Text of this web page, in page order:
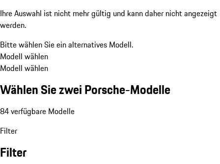
Ihre Auswahl ist nicht mehr gültig und kann daher nicht angezeigt
werden.
Bitte wählen Sie ein alternatives Modell.
Modell wählen
Modell wählen
Wählen Sie zwei Porsche-Modelle
84 verfügbare Modelle
Filter
Filter